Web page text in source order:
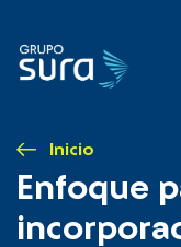
Inicio
Enfoque